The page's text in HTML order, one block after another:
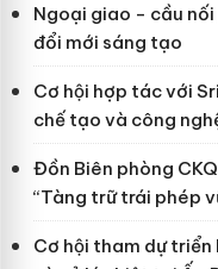
Ngoại giao - cầu
đổi mới sáng tạo
Cơ hội hợp tác với
chế tạo và công
Đồn Biên phòng
“Tàng trữ trái phép
Cơ hội tham dự